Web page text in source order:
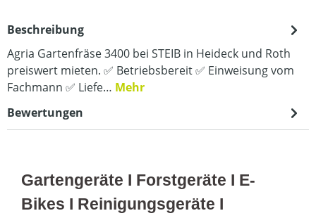
Beschreibung
Agria Gartenfräse 3400 bei STEIB in Heideck und Roth
preiswert mieten. ✅ Betriebsbereit ✅ Einweisung vom
Fachmann ✅ Liefe… Mehr
Bewertungen
Gartengeräte I Forstgeräte I E-
Bikes I Reinigungsgeräte I